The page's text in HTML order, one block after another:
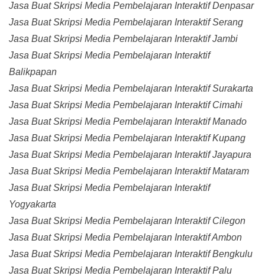
Jasa Buat Skripsi Media Pembelajaran Interaktif Denpasar
Jasa Buat Skripsi Media Pembelajaran Interaktif Serang
Jasa Buat Skripsi Media Pembelajaran Interaktif Jambi
Jasa Buat Skripsi Media Pembelajaran Interaktif
Balikpapan
Jasa Buat Skripsi Media Pembelajaran Interaktif Surakarta
Jasa Buat Skripsi Media Pembelajaran Interaktif Cimahi
Jasa Buat Skripsi Media Pembelajaran Interaktif Manado
Jasa Buat Skripsi Media Pembelajaran Interaktif Kupang
Jasa Buat Skripsi Media Pembelajaran Interaktif Jayapura
Jasa Buat Skripsi Media Pembelajaran Interaktif Mataram
Jasa Buat Skripsi Media Pembelajaran Interaktif
Yogyakarta
Jasa Buat Skripsi Media Pembelajaran Interaktif Cilegon
Jasa Buat Skripsi Media Pembelajaran Interaktif Ambon
Jasa Buat Skripsi Media Pembelajaran Interaktif Bengkulu
Jasa Buat Skripsi Media Pembelajaran Interaktif Palu